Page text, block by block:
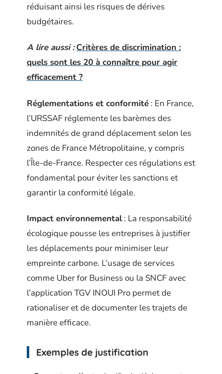
réduisant ainsi les risques de dérives
budgétaires.
A lire aussi : Critères de discrimination :
quels sont les 20 à connaître pour agir
efficacement ?
Réglementations et conformité : En France,
l’URSSAF réglemente les barèmes des
indemnités de grand déplacement selon les
zones de France Métropolitaine, y compris
l’Île-de-France. Respecter ces régulations est
fondamental pour éviter les sanctions et
garantir la conformité légale.
Impact environnemental: La responsabilité
écologique pousse les entreprises à justifier
les déplacements pour minimiser leur
empreinte carbone. L’usage de services
comme Uber for Business ou la SNCF avec
l’application TGV INOUI Pro permet de
rationaliser et de documenter les trajets de
manière efficace.
Exemples de justification